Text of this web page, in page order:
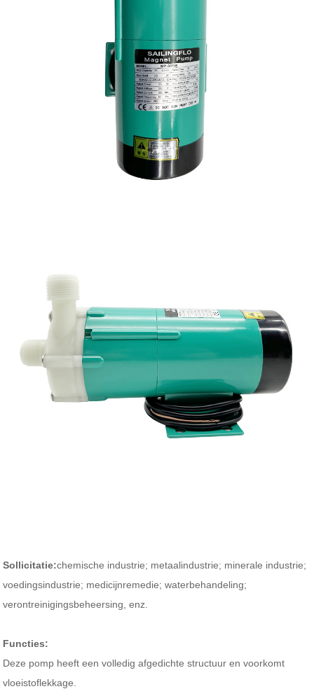
Sollicitatie:chemische industrie; metaalindustrie; minerale industrie;
voedingsindustrie; medicijnremedie; waterbehandeling;
verontreinigingsbeheersing, enz.
Functies:
Deze pomp heeft een volledig afgedichte structuur en voorkomt
vloeistoflekkage.